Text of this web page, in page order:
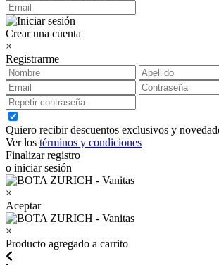
Crear una cuenta
×
Registrarme
Quiero recibir descuentos exclusivos y
Ver los términos y condiciones
Finalizar registro
o iniciar sesión
×
Aceptar
×
Producto agregado a carrito